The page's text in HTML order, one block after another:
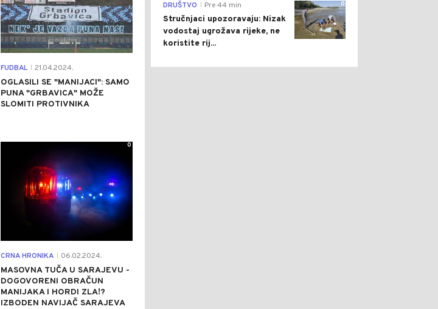
FUDBAL 21.04.2024.
OGLASILI SE "MANIJACI": SAMO
PUNA "GRBAVICA" MOŽE
SLOMITI PROTIVNIKA
CRNA HRONIKA 06.02.2024.
MASOVNA TUČA U SARAJEVU -
DOGOVORENI OBRAČUN
MANIJAKA I HORDI ZLA!?
IZBODEN NAVIJAČ SARAJEVA
0
0
DRUŠTVO Pre 44 min
Stručnjaci upozoravaju: Nizak
vodostaj ugrožava rijeke, ne
koristite rij...